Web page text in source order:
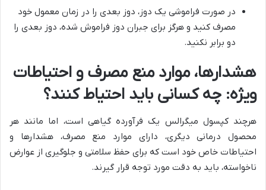
در صورت فراموشی یک دوز، دوز بعدی را در زمان معمول خود
مصرف کنید و هرگز برای جبران دوز فراموش شده، دوز بعدی را
دو برابر نکنید.
هشدارها، موارد منع مصرف و احتیاطات
ویژه: چه کسانی باید احتیاط کنند؟
هرچند کپسول میگرالس یک فرآورده گیاهی است، اما مانند هر
محصول درمانی دیگری، دارای موارد منع مصرف، هشدارها و
احتیاطات خاص خود است که برای حفظ سلامتی و جلوگیری از عوارض
ناخواسته، باید به دقت مورد توجه قرار گیرند.